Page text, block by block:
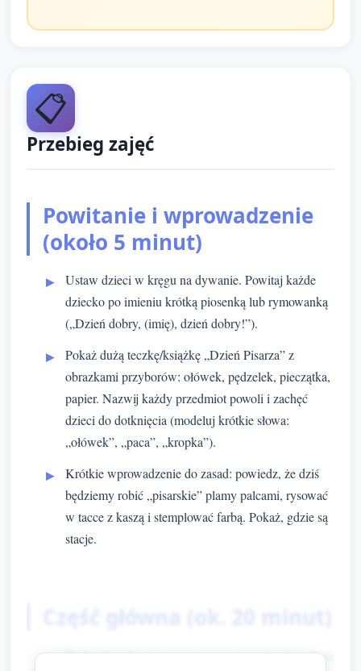
📋
Przebieg zajęć
Powitanie i wprowadzenie
(około 5 minut)
Ustaw dzieci w kręgu na dywanie. Powitaj każde
dziecko po imieniu krótką piosenką lub rymowanką
(„Dzień dobry, (imię), dzień dobry!”).
Pokaż dużą teczkę/książkę „Dzień Pisarza” z
obrazkami przyborów: ołówek, pędzelek, pieczątka,
papier. Nazwij każdy przedmiot powoli i zachęć
dzieci do dotknięcia (modeluj krótkie słowa:
„ołówek”, „paca”, „kropka”).
Krótkie wprowadzenie do zasad: powiedz, że dziś
będziemy robić „pisarskie” plamy palcami, rysować
w tacce z kaszą i stemplować farbą. Pokaż, gdzie są
stacje.
Część główna (ok. 20 minut)
Podziel salę na trzy proste stacje (opiekun